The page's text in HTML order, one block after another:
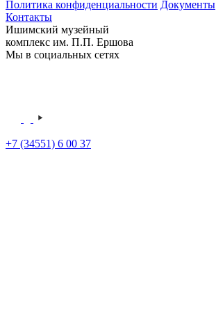
Политика конфиденциальности Документы
Контакты
Ишимский музейный
комплекс им. П.П. Ершова
Мы в социальных сетях
+7 (34551) 6 00 37